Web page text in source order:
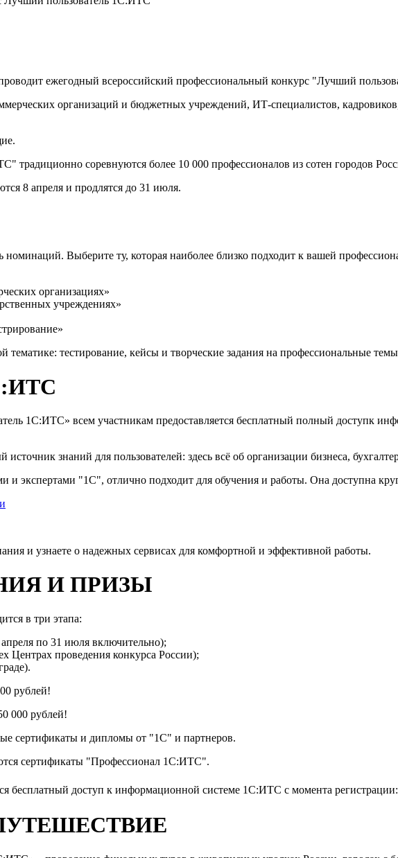
ежегодный всероссийский профессиональный конкурс "Лучший
организаций и бюджетных учреждений, ИТ-специалистов,
традиционно соревнуются более 10 000 профессионалов из сотен городов
8 апреля и продлятся до 31 июля.
Выберите ту, которая наиболее близко подходит к вашей
организациях»
учреждениях»
тестирование, кейсы и творческие задания на профессиональные
1С:ИТС» всем участникам предоставляется бесплатный полный доступк
знаний для пользователей: здесь всё об организации бизнеса,
и экспертами "1С", отлично подходит для обучения и работы. Она доступна
и узнаете о надежных сервисах для комфортной и эффективной работы.
И ПРИЗЫ
в три этапа:
по 31 июля включительно);
Центрах проведения конкурса России);
рублей!
000 рублей!
сертификаты и дипломы от "1С" и партнеров.
сертификаты "Профессионал 1С:ИТС".
бесплатный доступ к информационной системе 1С:ИТС с момента регистрации: